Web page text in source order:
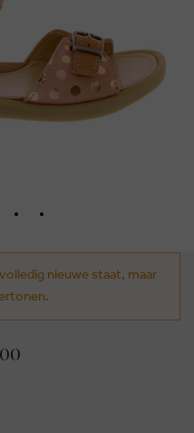
nieuwe staat, maar